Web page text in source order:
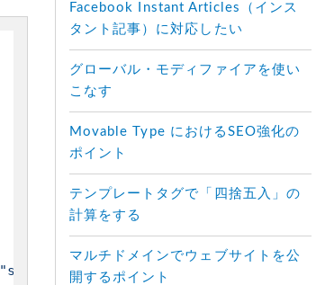
"search_link"
Facebook Instant Articles（インス
タント記事）に対応したい
グローバル・モディファイアを使い
こなす
Movable Type におけるSEO強化の
ポイント
テンプレートタグで「四捨五入」の
計算をする
マルチドメインでウェブサイトを公
開するポイント